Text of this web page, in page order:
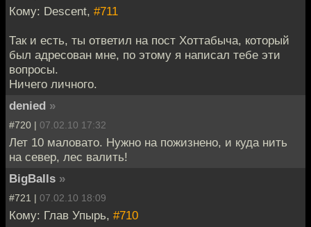
Кому: Descent, #711
Так и есть, ты ответил на пост Хоттабыча, который
был адресован мне, по этому я написал тебе эти
вопросы.
Ничего личного.
denied »
#720 | 07.02.10 17:32
Лет 10 маловато. Нужно на пожизнено, и куда нить
на север, лес валить!
BigBalls »
#721 | 07.02.10 18:09
Кому: Глав Упырь, #710